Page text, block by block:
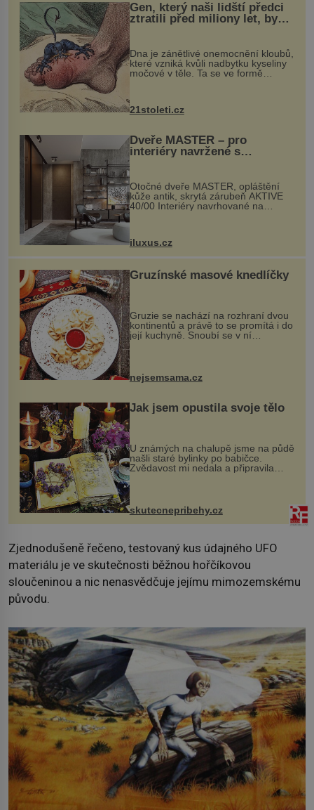
Gen, který naši lidští předci
ztratili před miliony let, by
mohl pomoci s léčbou
„nemoci králů“
Dna je zánětlivé onemocnění kloubů,
které vzniká kvůli nadbytku kyseliny
močové v těle. Ta se ve formě
nohou, a způsobuje bole...
21stoleti.cz
Dveře MASTER – pro
interiéry navržené s
rozumem i vášní!
Otočné dveře MASTER, opláštění
kůže antik, skrytá zárubeň AKTIVE
40/00 Interiéry navrhované na
zakázku často vyžadují atypické
rozměry nejen nábytku, ale i
dnes umož...
iluxus.cz
Gruzínské masové knedlíčky
Gruzie se nachází na rozhraní dvou
kontinentů a právě to se promítá i do
její kuchyně. Snoubí se v ní
evropské a asijské chutě a díky tomu
pokrmy, které rozhodně st...
nejsemsama.cz
Jak jsem opustila svoje tělo
U známých na chalupě jsme na půdě
našli staré bylinky po babičce.
Zvědavost mi nedala a připravila
jsem si z nich lektvar… Zimní pobyt
na chalupě se pro mě vlastní vinou
změnil v děsivý zážitek, na kt...
skutecnepribehy.cz
Zjednodušeně řečeno, testovaný kus údajného UFO
materiálu je ve skutečnosti běžnou hořčíkovou
sloučeninou a nic nenasvědčuje jejímu mimozemskému
původu.